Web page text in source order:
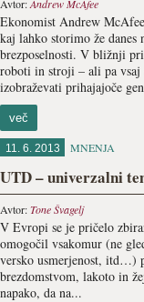
Avtor:Andrew McAfee
Ekonomist Andrew
kaj lahko storimo že danes
brezposelnosti. V bližnji
roboti in stroji – ali pa vsaj
izobraževati prihajajoče
več
11. 6. 2013 MNENJA
UTD – univerzalni
Avtor:Tone Švagelj
V Evropi se je pričelo
omogočil vsakomur (ne
versko usmerjenost, itd…)
brezdomstvom, lakoto in
napako, da na...